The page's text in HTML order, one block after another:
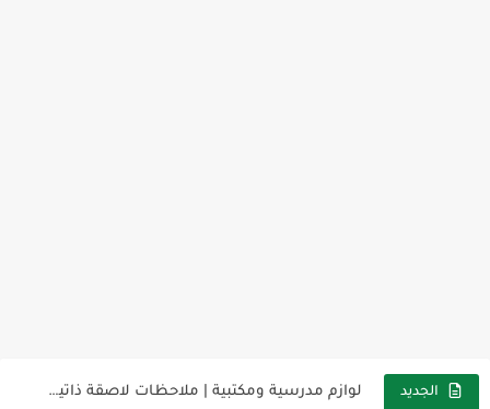
الجديد لوازم مدرسية ومكتبية | ملاحظات لاصقة ذاتية على شكل قلب...